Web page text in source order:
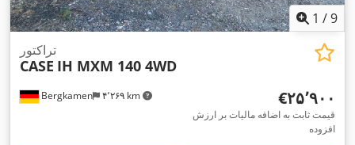
1 /9
Bergkamen ۴٬۲۶۹ km
تراکتور
CASE IH MXM 140 4WD
‎€۲۵٬۹۰۰
قیمت ثابت به اضافه مالیات بر ارزش
افزوده